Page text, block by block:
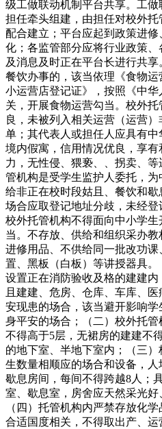
级工做联动机制平台共享。工
担任牵头组建，由担任对校外
配合建立；平台应起到政策进
化；各监管部分应将行业政策
及消息及时正在平台长进行共
餐饮办事的，该当依理《食物
小运营店登记证》，按照《中
关，开展食物运营勾当。校外
良，未被列入相关运营（运营
单；其代表人或担任人应具有
境内假寓，信用情况优良，享
力，无性侵、猥亵、、拐卖、
管机构是受学生监护人委托，
给非正在校时段姑且、餐饮和
场合应取登记地址分歧，未经登
校外托管机构不得面向中小学
当。不存放、供给和组织采办
进修用品、不供给同一批改功
置、黑板（白板）等讲授器具
设置正在消防验收及格的建建
且建建、危房、仓库、车库、
安现患的场合，该当避开影响
身平安的场合；（二）校外托
不得高于5层，无裙房的建建不
的地下室、半地下室内；（三
生数量相顺应的场合和设备，人
歇息房间，每间不得跨越8人；
室、歇息室，房舍应天然采光好
（四）托管机构内严禁存放化
合适国度相关，不得取出产、